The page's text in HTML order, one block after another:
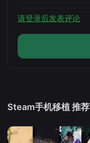
请登录后发表评论
Steam手机移植 推荐